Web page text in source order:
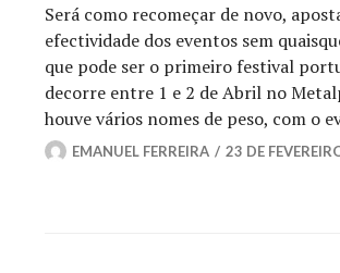
Será como recomeçar de novo,
efectividade dos eventos sem
que pode ser o primeiro festival
decorre entre 1 e 2 de Abril no
houve vários nomes de peso, com o
EMANUEL FERREIRA 23 DE